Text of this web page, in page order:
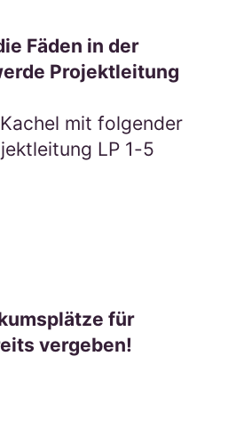
Fäden in der
Projektleitung
für
vergeben!